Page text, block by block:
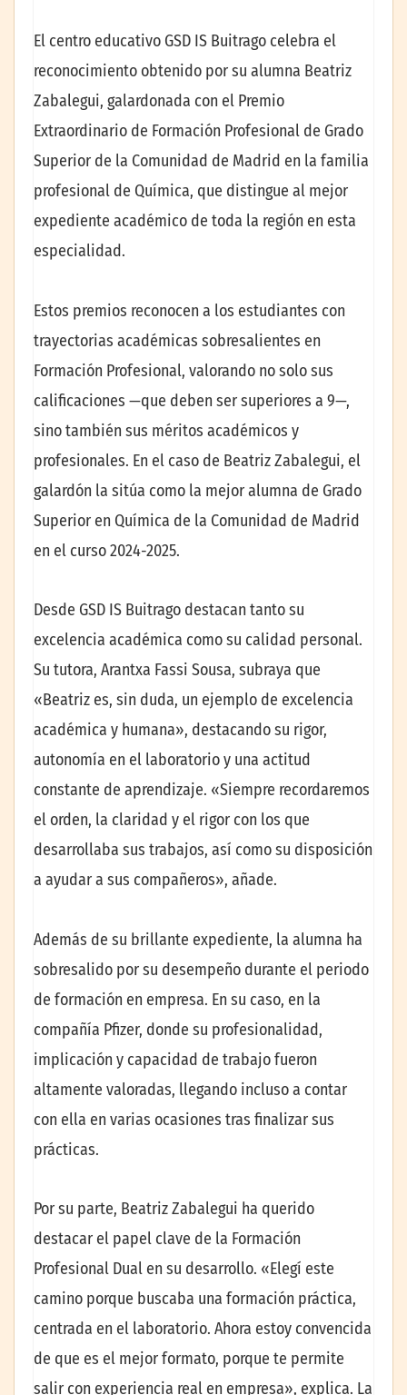
El centro educativo GSD IS Buitrago celebra el
reconocimiento obtenido por su alumna Beatriz
Zabalegui, galardonada con el Premio
Extraordinario de Formación Profesional de Grado
Superior de la Comunidad de Madrid en la familia
profesional de Química, que distingue al mejor
expediente académico de toda la región en esta
especialidad.
Estos premios reconocen a los estudiantes con
trayectorias académicas sobresalientes en
Formación Profesional, valorando no solo sus
calificaciones —que deben ser superiores a 9—,
sino también sus méritos académicos y
profesionales. En el caso de Beatriz Zabalegui, el
galardón la sitúa como la mejor alumna de Grado
Superior en Química de la Comunidad de Madrid
en el curso 2024-2025.
Desde GSD IS Buitrago destacan tanto su
excelencia académica como su calidad personal.
Su tutora, Arantxa Fassi Sousa, subraya que
«Beatriz es, sin duda, un ejemplo de excelencia
académica y humana», destacando su rigor,
autonomía en el laboratorio y una actitud
constante de aprendizaje. «Siempre recordaremos
el orden, la claridad y el rigor con los que
desarrollaba sus trabajos, así como su disposición
a ayudar a sus compañeros», añade.
Además de su brillante expediente, la alumna ha
sobresalido por su desempeño durante el periodo
de formación en empresa. En su caso, en la
compañía Pfizer, donde su profesionalidad,
implicación y capacidad de trabajo fueron
altamente valoradas, llegando incluso a contar
con ella en varias ocasiones tras finalizar sus
prácticas.
Por su parte, Beatriz Zabalegui ha querido
destacar el papel clave de la Formación
Profesional Dual en su desarrollo. «Elegí este
camino porque buscaba una formación práctica,
centrada en el laboratorio. Ahora estoy convencida
de que es el mejor formato, porque te permite
salir con experiencia real en empresa», explica. La